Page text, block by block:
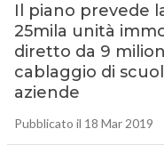
Il piano prevede
25mila unità
diretto da 9
cablaggio di
aziende
Pubblicato il 18 Mar 2019